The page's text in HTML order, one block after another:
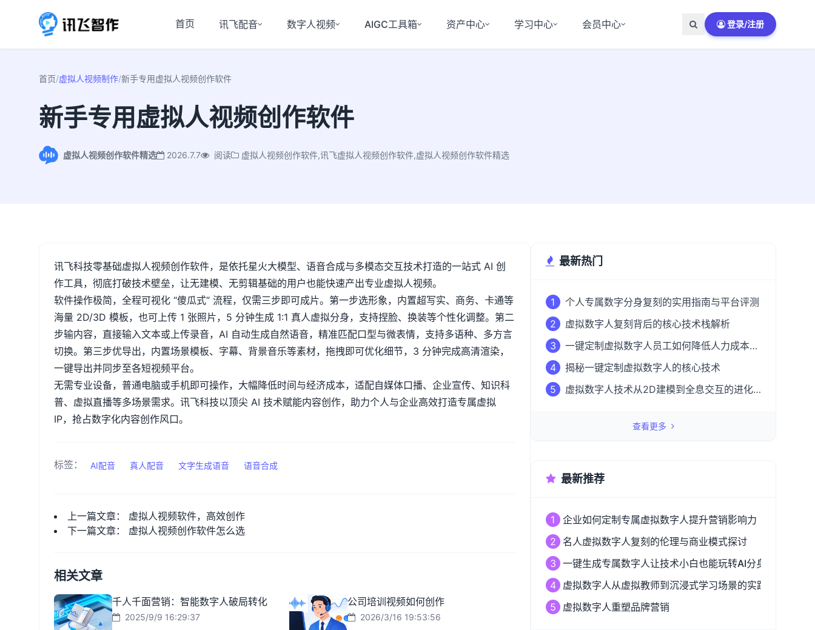
首页 讯飞配音 数字人视频 AIGC工具箱 资产中心 学习中心 会员中心 登录/注册
首页/虚拟人视频制作/新手专用虚拟人视频创作软件
新手专用虚拟人视频创作软件
虚拟人视频创作软件精选 2026.7.7 阅读 虚拟人视频创作软件,讯飞虚拟人视频创作软件,虚拟人视频创作软件精选
讯飞科技零基础虚拟人视频创作软件，是依托星火大模型、语音合成与多模态交互技术打造的一站式 AI 创
作工具，彻底打破技术壁垒，让无建模、无剪辑基础的用户也能快速产出专业虚拟人视频。
软件操作极简，全程可视化 “傻瓜式” 流程，仅需三步即可成片。第一步选形象，内置超写实、商务、卡通等
海量 2D/3D 模板，也可上传 1 张照片， 5 分钟生成 1:1 真人虚拟分身，支持捏脸、换装等个性化调整。第二
步输内容，直接输入文本或上传录音， AI 自动生成自然语音，精准匹配口型与微表情，支持多语种、多方言
切换。第三步优导出，内置场景模板、字幕、背景音乐等素材，拖拽即可优化细节， 3 分钟完成高清渲染，
一键导出并同步至各短视频平台。
无需专业设备，普通电脑或手机即可操作，大幅降低时间与经济成本，适配自媒体口播、企业宣传、知识科
普、虚拟直播等多场景需求。讯飞科技以顶尖 AI 技术赋能内容创作，助力个人与企业高效打造专属虚拟
IP，抢占数字化内容创作风口。
标签： AI配音 真人配音 文字生成语音 语音合成
上一篇文章： 虚拟人视频软件，高效创作
下一篇文章： 虚拟人视频创作软件怎么选
相关文章
千人千面营销：智能数字人破局转化
2025/9/9 16:29:37
公司培训视频如何创作
2026/3/16 19:53:56
最新热门
1
个人专属数字分身复刻的实用指南与平台评测
2
虚拟数字人复刻背后的核心技术栈解析
3
一键定制虚拟数字人员工如何降低人力成本
50%？
4
揭秘一键定制虚拟数字人的核心技术
5
虚拟数字人技术从2D建模到全息交互的进化
查看更多
最新推荐
1
企业如何定制专属虚拟数字人提升营销影响力
2
名人虚拟数字人复刻的伦理与商业模式探讨
3 一键生成专属数字人让技术小白也能玩转AI分身革命
4
虚拟数字人从虚拟教师到沉浸式学习场景的实践探索
5
虚拟数字人重塑品牌营销